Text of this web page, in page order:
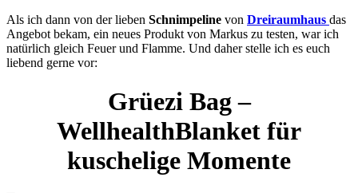
Als ich dann von der lieben Schnimpeline von Dreiraumhaus das
Angebot bekam, ein neues Produkt von Markus zu testen, war ich
natürlich gleich Feuer und Flamme. Und daher stelle ich es euch
liebend gerne vor:
Grüezi Bag –
WellhealthBlanket für
kuschelige Momente